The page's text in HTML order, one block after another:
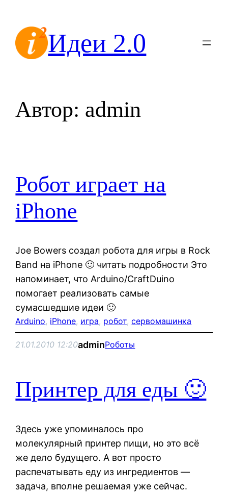
содержимомуИдеи 2.0
Автор: admin
Робот играет на
iPhone
Joe Bowers создал робота для игры в Rock
Band на iPhone 🙂 читать подробности Это
напоминает, что Arduino/CraftDuino
помогает реализовать самые
сумасшедшие идеи 🙂
Arduino, iPhone, игра, робот, сервомашинка
21.01.2010 12:20adminРоботы
Принтер для еды 🙂
Здесь уже упоминалось про
молекулярный принтер пищи, но это всё
же дело будущего. А вот просто
распечатывать еду из ингредиентов —
задача, вполне решаемая уже сейчас.